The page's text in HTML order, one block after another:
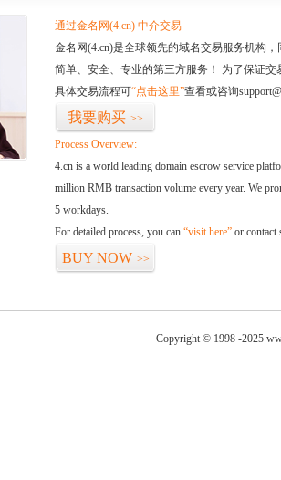
通过金名网(4.cn) 中介交易
金名网(4.cn)是全球领先的域名交易服务机构
简单、安全、专业的第三方服务！ 为了保证
具体交易流程可“点击这里”查看或咨询
我要购买 >>
Process Overview:
4.cn is a world leading domain escrow service
million RMB transaction volume every year. We
5 workdays.
For detailed process, you can “visit here” or contact
BUY NOW >>
Copyright © 1998 -2025